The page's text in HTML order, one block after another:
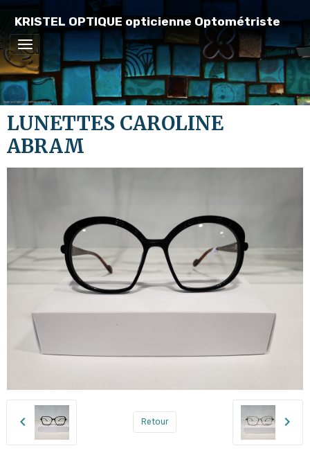
KRISTEL OPTIQUE opticienne Optométriste
LUNETTES CAROLINE
ABRAM
Retour